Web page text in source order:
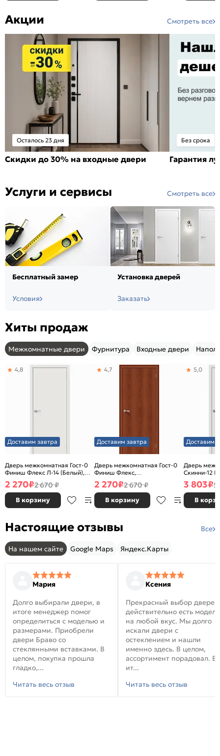
Акции Смотреть все
Осталось 23 дня
Скидки до 30% на входные двери
Без срока
Гарантия
Услуги и сервисы Смотреть все
Бесплатный замер
Условия
Установка дверей
Заказать
Хиты продаж
Межкомнатные двери Фурнитура Входные двери
Доставим завтра
Дверь межкомнатная Гост-0
Финиш Флекс Л-14 (Белый),
глухая, каркасно-щитовая
4,8
2 270₽2 670 ₽
В корзину
Доставим завтра
Дверь межкомнатная Гост-0
Финиш Флекс,
Ламинированные Л-11
(ИталОрех), глухая, каркасно-
щитовая
4,7
2 270₽2 670 ₽
В корзину
Доставим
Дверь
Скинни-12
глухая,
5,0
3 803₽5
В
Настоящие отзывы Все
На нашем сайте Google Maps Яндекс.Карты
Мария
Долго выбирали двери, в
итоге менеджер помог
определиться с моделью и
размерами. Приобрели
двери Браво со
стеклянными вставками. В
целом, покупка прошла
гладко,...
Читать весь отзыв
Ксения
Прекрасный выбор
действительно есть модели
на любой вкус. Мы долго
искали двери с
остеклением и нашли
именно здесь. В целом,
ассортимент порадовал. В
ит...
Читать весь отзыв